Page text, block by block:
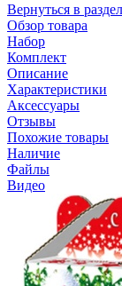
Вернуться в раздел
Обзор товара
Набор
Комплект
Описание
Характеристики
Аксессуары
Отзывы
Похожие товары
Наличие
Файлы
Видео